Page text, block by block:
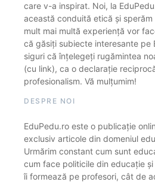
care v-a inspirat. Noi, la
această conduită etică și
mult mai multă experiență vor
că găsiți subiecte interesante pe
siguri că înțelegeți rugămintea
(cu link), ca o declarație
profesionalism. Vă mulțumim!
DESPRE NOI
EduPedu.ro este o publicație
exclusiv articole din domeniul
Urmărim constant cum sunt
cum face politicile din educație
îi formează pe profesori, cât de